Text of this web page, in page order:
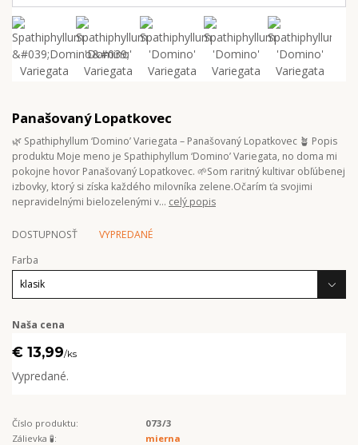
Panašovaný Lopatkovec
🌿 Spathiphyllum ‘Domino’ Variegata – Panašovaný Lopatkovec 🪴 Popis
produktu Moje meno je Spathiphyllum ‘Domino’ Variegata, no doma mi
pokojne hovor Panašovaný Lopatkovec. 🌱Som raritný kultivar obľúbenej
izbovky, ktorý si získa každého milovníka zelene.Očarím ťa svojimi
nepravidelnými bielozelenými v... celý popis
DOSTUPNOSŤ
VYPREDANÉ
Farba
Naša cena
€ 13,99/ks
Vypredané.
Číslo produktu:
073/3
Zálievka 🧪:
mierna